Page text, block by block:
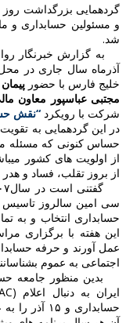
بزرگداشت روز
مسئولین حسابداری و
گزارش خبرنگار
سال جاری در
فارس با حضورپیمان
عباسپور معاون
با رویکرد “نقش
این گردهمایی به تقویت
کنونی که مسئله
اولویت های کشور
بروز تقلب، فساد و
است در سال۲۰۰۷
انتخاب و به
هفته با برگزاری
آورند و حرفه
به عموم بشناسانند.
منظور جامعه
حسابداری و ۱۵